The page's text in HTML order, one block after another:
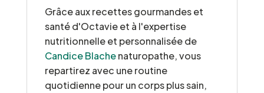
samedi
13/06/2026
Grâce aux recettes gourmandes et
santé d'Octavie et à l'expertise
nutritionnelle et personnalisée de
Candice Blachenaturopathe, vous
repartirez avec une routine
quotidienne pour un corps plus sain,